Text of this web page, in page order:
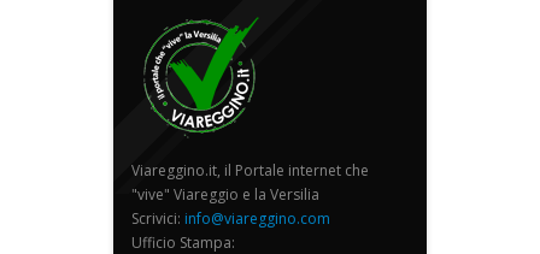
Viareggino.it, il Portale internet che
"vive" Viareggio e la Versilia
Scrivici: info@viareggino.com
Ufficio Stampa: